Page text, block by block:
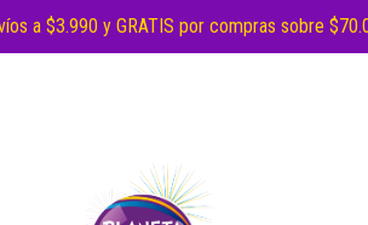
a $3.990 y GRATIS por compras sobre